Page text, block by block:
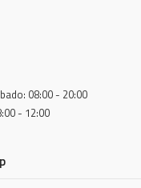
08:00 - 20:00
- 12:00